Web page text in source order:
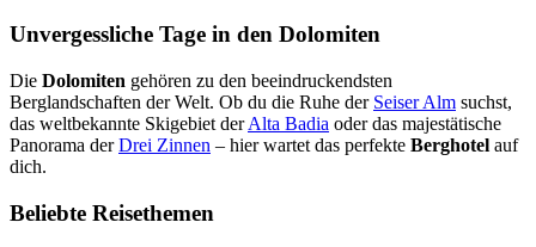
Unvergessliche Tage in den Dolomiten
Die Dolomiten gehören zu den beeindruckendsten
Berglandschaften der Welt. Ob du die Ruhe der Seiser Alm suchst,
das weltbekannte Skigebiet derAlta Badia oder das majestätische
Panorama derDrei Zinnen – hier wartet das perfekte Berghotel auf
dich.
Beliebte Reisethemen